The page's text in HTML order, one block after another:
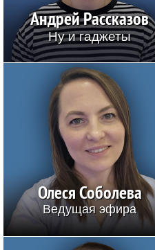
Андрей Рассказов
Ну и гаджеты
Олеся Соболева
Ведущая эфира